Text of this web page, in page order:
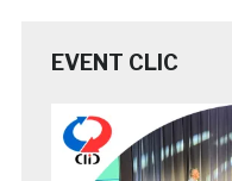
EVENT CLIC